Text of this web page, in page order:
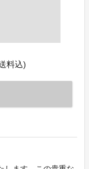
料込)